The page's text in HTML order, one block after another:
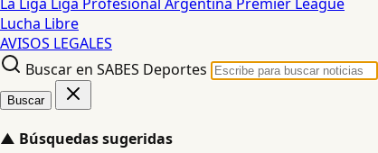
Lucha Libre
AVISOS LEGALES
Buscar en SABES Deportes
Buscar
▲ Búsquedas sugeridas